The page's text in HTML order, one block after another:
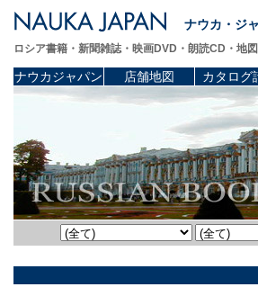
ナウカ・ジ
ロシア書籍・新聞雑誌・映画DVD・朗読CD・
ナウカジャパン 店舗地図 カタログ